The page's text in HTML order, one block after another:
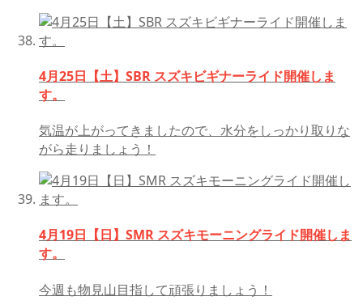
4月25日【土】SBR スズキビギナーライド開催しま
す。
気温が上がってきましたので、水分をしっかり取りな
がら走りましょう！
4月19日【日】SMR スズキモーニングライド開催しま
す。
今週も物見山目指して頑張りましょう！